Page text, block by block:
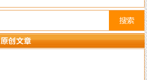
搜索
原创文章